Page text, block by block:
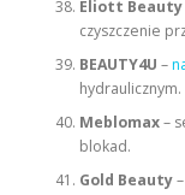
Eliott Beauty
czyszczenie
BEAUTY4U –
hydraulicznym.
Meblomax–
blokad.
Gold Beauty–